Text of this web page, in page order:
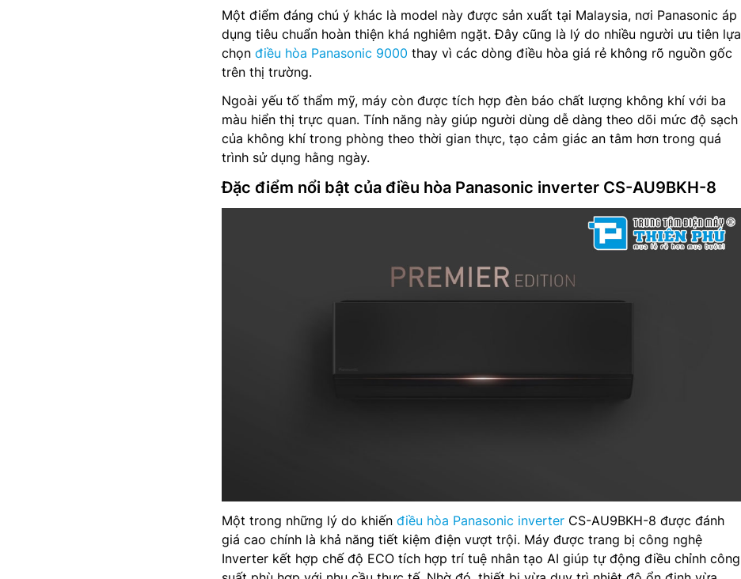
Một điểm đáng chú ý khác là model này được sản xuất tại Malaysia, nơi Panasonic áp
dụng tiêu chuẩn hoàn thiện khá nghiêm ngặt. Đây cũng là lý do nhiều người ưu tiên lựa
chọn điều hòa Panasonic 9000 thay vì các dòng điều hòa giá rẻ không rõ nguồn gốc
trên thị trường.
Ngoài yếu tố thẩm mỹ, máy còn được tích hợp đèn báo chất lượng không khí với ba
màu hiển thị trực quan. Tính năng này giúp người dùng dễ dàng theo dõi mức độ sạch
của không khí trong phòng theo thời gian thực, tạo cảm giác an tâm hơn trong quá
trình sử dụng hằng ngày.
Đặc điểm nổi bật của điều hòa Panasonic inverter CS-AU9BKH-8
Một trong những lý do khiến điều hòa Panasonic inverter CS-AU9BKH-8 được đánh
giá cao chính là khả năng tiết kiệm điện vượt trội. Máy được trang bị công nghệ
Inverter kết hợp chế độ ECO tích hợp trí tuệ nhân tạo AI giúp tự động điều chỉnh công